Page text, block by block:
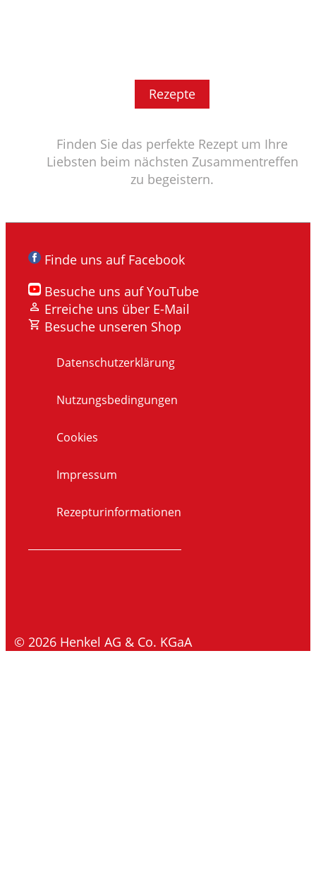
Rezepte
Finden Sie das perfekte Rezept um Ihre
Liebsten beim nächsten Zusammentreffen
zu begeistern.
Finde uns auf Facebook
Besuche uns auf YouTube
Erreiche uns über E-Mail
Besuche unseren Shop
Datenschutzerklärung
Nutzungsbedingungen
Cookies
Impressum
Rezepturinformationen
© 2026 Henkel AG & Co. KGaA